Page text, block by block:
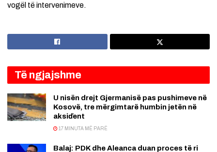
vogël të intervenimeve.
Të ngjajshme
U nisën drejt Gjermanisë pas pushimeve në
Kosovë, tre mërgimtarë humbin jetën në
aksiďent
17 MINUTA MË PARË
Balaj: PDK dhe Aleanca duan proces të ri